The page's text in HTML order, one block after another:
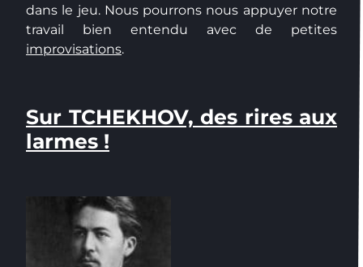
dans le jeu. Nous pourrons nous appuyer notre
travail bien entendu avec de petites
improvisations.
Sur TCHEKHOV, des rires aux
larmes !